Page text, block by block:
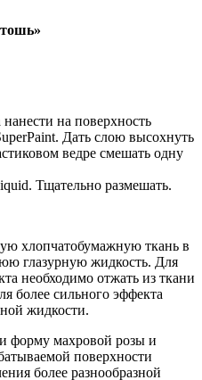
на поверхность
Дать слою высохнуть
ведре смешать одну
Тщательно размешать.
хлопчатобумажную ткань в
глазурную жидкость. Для
необходимо отжать из ткани
более сильного эффекта
жидкости.
форму махровой розы и
поверхности
более разнообразной